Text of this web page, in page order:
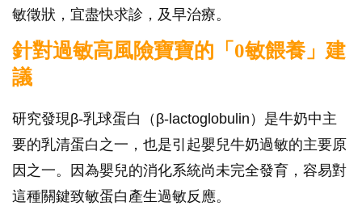
敏徵狀，宜盡快求診，及早治療。
針對過敏高風險寶寶的「 0敏餵養」建
議
研究發現β-乳球蛋白（β-lactoglobulin）是牛奶中主
要的乳清蛋白之一，也是引起嬰兒牛奶過敏的主要原
因之一。因為嬰兒的消化系統尚未完全發育，容易對
這種關鍵致敏蛋白產生過敏反應。